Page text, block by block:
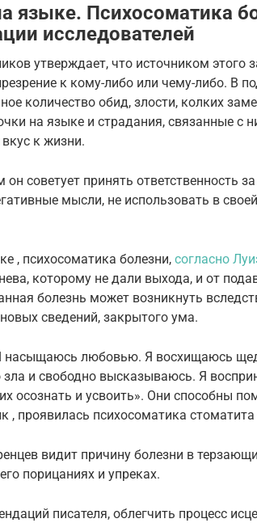
языке. Психосоматика
исследователей
утверждает, что источником этого
к кому-либо или чему-либо. В
количество обид, злости, колких
на языке и страдания, связанные с
к жизни.
советует принять ответственность
мысли, не использовать в
, психосоматика болезни, согласно
которому не дали выхода, и от
болезнь может возникнуть
сведений, закрытого ума.
любовью. Я восхищаюсь
зла и свободно высказываюсь. Я
осознать и усвоить». Они способны
, проявилась психосоматика
видит причину болезни в
порицаниях и упреках.
писателя, облегчить процесс